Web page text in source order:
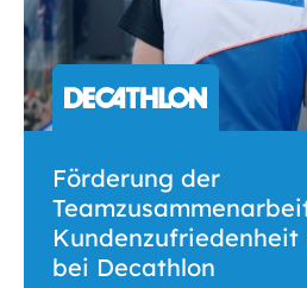
Förderung der
bei Decathlon